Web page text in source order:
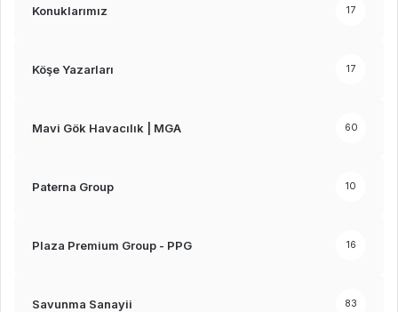
Konuklarımız 17
Köşe Yazarları 17
Mavi Gök Havacılık | MGA 60
Paterna Group 10
Plaza Premium Group - PPG 16
Savunma Sanayii 83